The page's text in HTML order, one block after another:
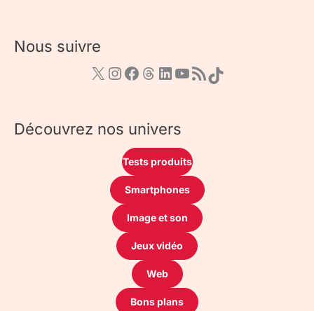
Nous suivre
Découvrez nos univers
Tests produits
Smartphones
Image et son
Jeux vidéo
Web
Bons plans